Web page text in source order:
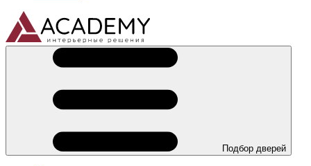
Подбор дверей